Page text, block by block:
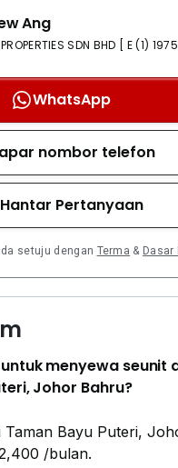
Ang
SDN BHD [ E (1) 1975 ]
WhatsApp
nombor telefon
Hantar Pertanyaan
setuju dengan Terma & Dasar
menyewa seunit
Johor Bahru?
Taman Bayu Puteri,
/bulan.